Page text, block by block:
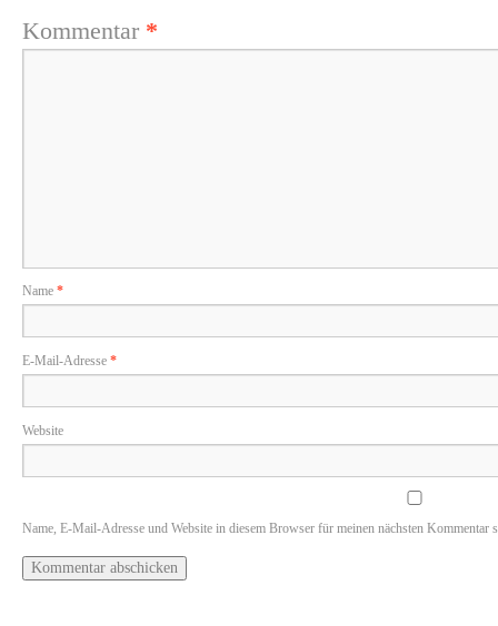
Kommentar *
Name *
E-Mail-Adresse *
Website
Name, E-Mail-Adresse und Website in diesem Browser für meinen nächsten Kommentar